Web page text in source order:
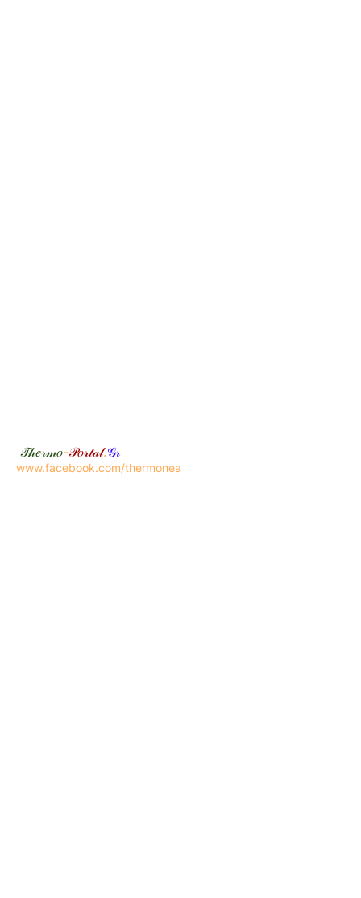
𝒯𝒽𝑒𝓇𝓂𝑜-𝒫𝑜𝓇𝓉𝒶𝓁.𝒢𝓇
www.facebook.com/thermonea